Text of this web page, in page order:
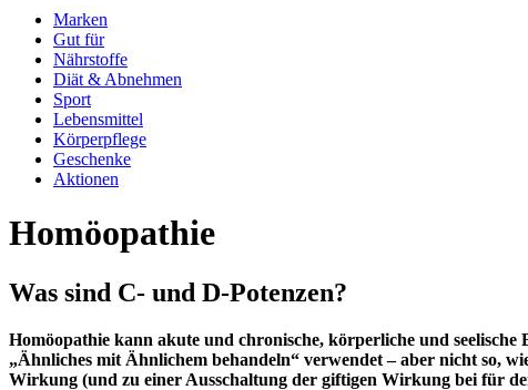
Marken
Gut für
Nährstoffe
Diät & Abnehmen
Sport
Lebensmittel
Körperpflege
Geschenke
Aktionen
Homöopathie
Was sind C- und D-Potenzen?
Homöopathie kann akute und chronische, körperliche und
„Ähnliches mit Ähnlichem behandeln“ verwendet – aber nicht so,
Wirkung (und zu einer Ausschaltung der giftigen Wirkung bei für